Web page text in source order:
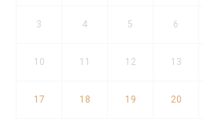
3 4 5 6
10 11 12 13
17 18 19 20